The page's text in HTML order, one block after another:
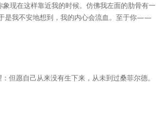
现在这样靠近我的时候。仿佛我左面的肋骨有一
是我不安地想到，我的内心会流血。至于你——
愿自己从来没有生下来，从未到过桑菲尔德。